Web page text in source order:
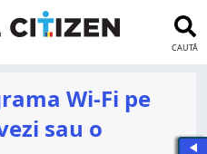
CAUTĂ
Wi-Fi pe
sau o